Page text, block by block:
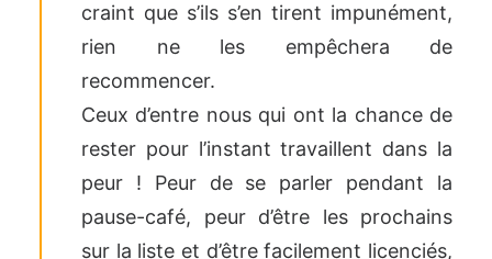
craint que s’ils s’en tirent impunément,
rien ne les empêchera de
recommencer.
Ceux d’entre nous qui ont la chance de
rester pour l’instant travaillent dans la
peur ! Peur de se parler pendant la
pause-café, peur d’être les prochains
sur la liste et d’être facilement licenciés,